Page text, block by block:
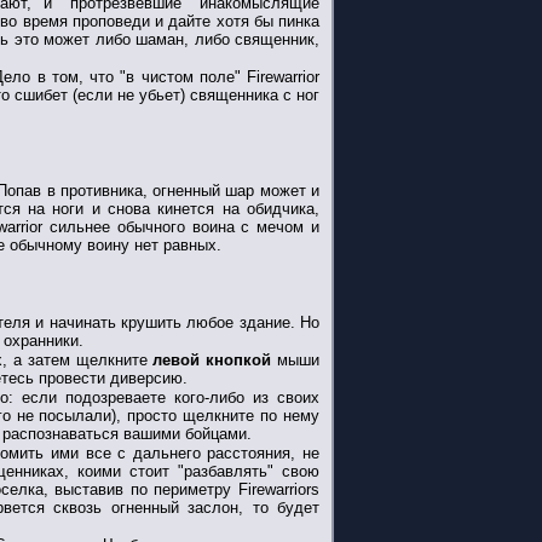
время проповеди и дайте хотя бы пинка
это может либо шаман, либо священник,
в том, что "в чистом поле" Firewarrior
сшибет (если не убьет) священника с ног
в противника, огненный шар может и
на ноги и снова кинется на обидчика,
сильнее обычного воина с мечом и
обычному воину нет равных.
и начинать крушить любое здание. Но
а затем щелкнителевой кнопкой мыши
провести диверсию.
подозреваете кого-либо из своих
не посылали), просто щелкните по нему
вашими бойцами.
ими все с дальнего расстояния, не
коими стоит "разбавлять" свою
выставив по периметру Firewarriors
сквозь огненный заслон, то будет